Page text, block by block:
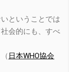
ということでは
会的にも、すべ
日本WHO協会